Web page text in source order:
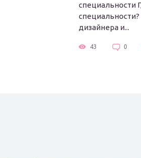
специальности
дизайнера и...
43 0